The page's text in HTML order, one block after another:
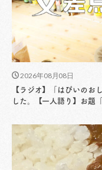
2026年08月08日
【ラジオ】「はぴいのお
した。【一人語り】お題